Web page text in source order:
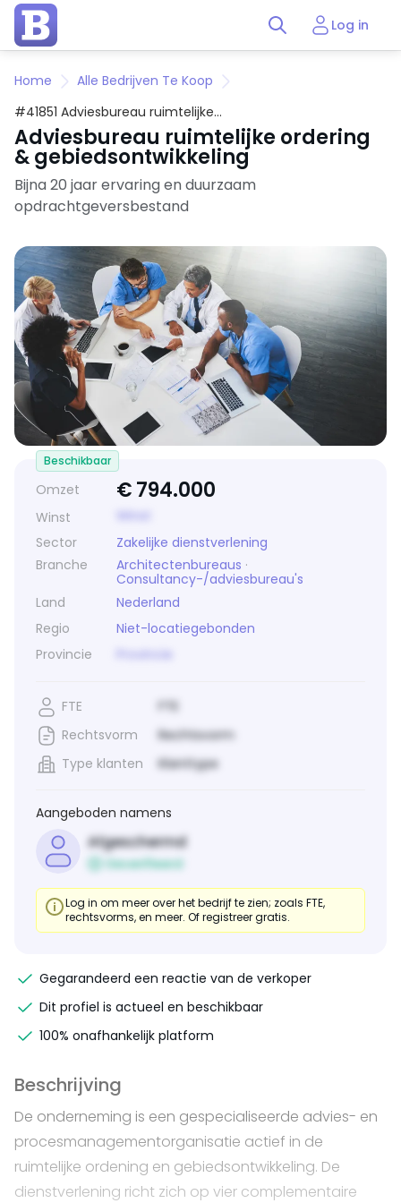
Log in
Home
Alle Bedrijven Te Koop
#41851 Adviesbureau ruimtelijke
ordering & gebiedsontwikkeling
Adviesbureau ruimtelijke ordering
& gebiedsontwikkeling
Bijna 20 jaar ervaring en duurzaam
opdrachtgeversbestand
Omzet €794.000
Winst
Sector
Zakelijke dienstverlening
Branche
Architectenbureaus ·
Consultancy-/adviesbureau's
Land
Nederland
Regio
Niet-locatiegebonden
Provincie
Provincie
Beschikbaar
FTE
FTE
Rechtsvorm
Rechtsvorm
Type klanten
Klanttype
Aangeboden namens
Afgeschermd
Geverifieerd
Log in om meer over het bedrijf te zien; zoals FTE,
rechtsvorms, en meer. Of registreer gratis.
Gegarandeerd een reactie van de verkoper
Dit profiel is actueel en beschikbaar
100% onafhankelijk platform
Beschrijving
De onderneming is een gespecialiseerde advies- en
procesmanagementorganisatie actief in de
ruimtelijke ordening en gebiedsontwikkeling. De
dienstverlening richt zich op vier complementaire